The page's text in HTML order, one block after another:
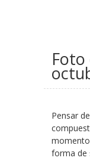
Pensar
forma de